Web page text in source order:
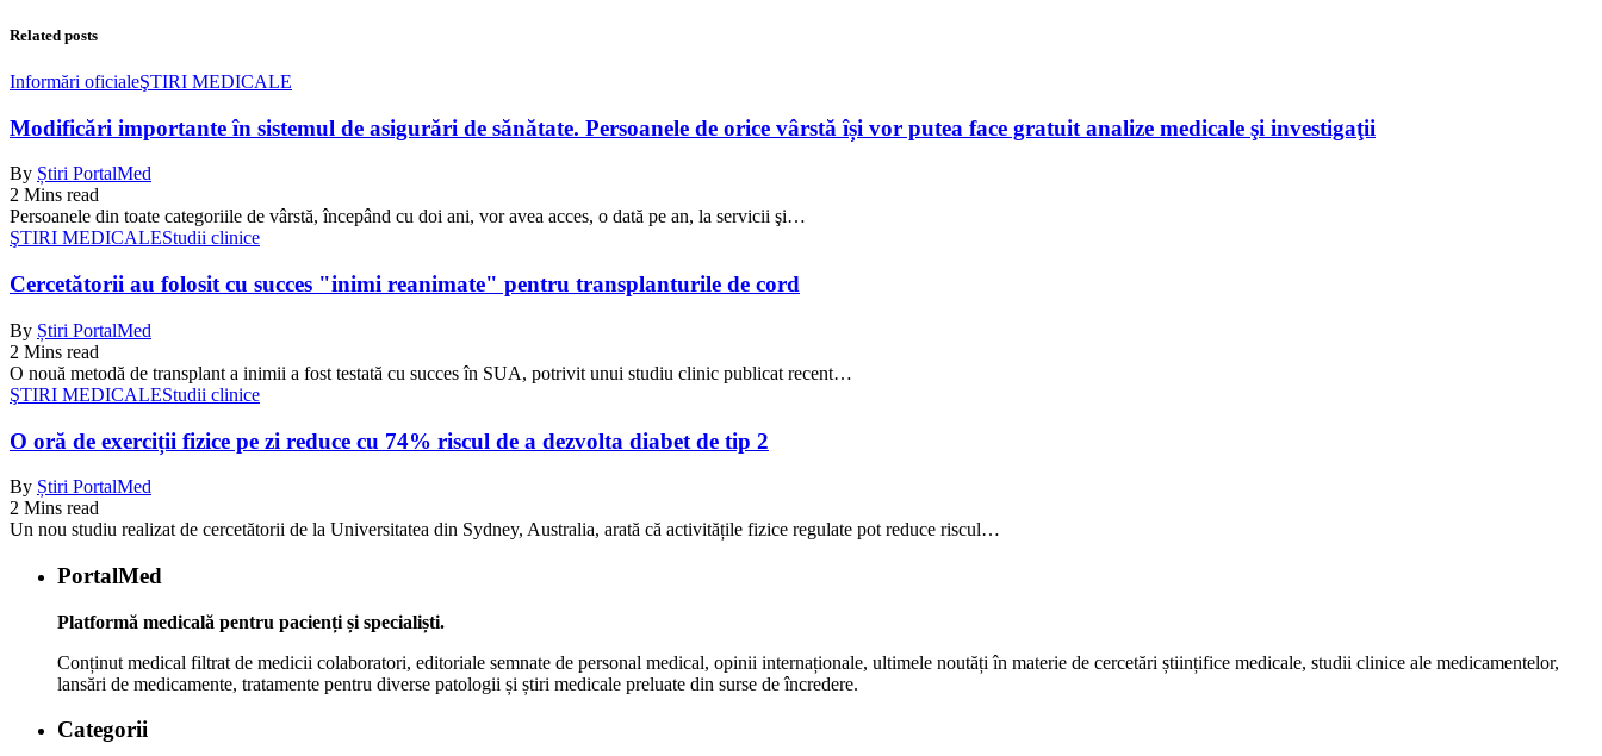
Related posts
Informări oficialeŞTIRI MEDICALE
Modificări importante în sistemul de asigurări de sănătate. Persoanele de orice vârstă își vor putea face gratuit analize medicale şi investigaţii
By Știri PortalMed
2 Mins read
Persoanele din toate categoriile de vârstă, începând cu doi ani, vor avea acces, o dată pe an, la servicii şi…
ŞTIRI MEDICALEStudii clinice
Cercetătorii au folosit cu succes "inimi reanimate" pentru transplanturile de cord
By Știri PortalMed
2 Mins read
O nouă metodă de transplant a inimii a fost testată cu succes în SUA, potrivit unui studiu clinic publicat recent…
ŞTIRI MEDICALEStudii clinice
O oră de exerciții fizice pe zi reduce cu 74% riscul de a dezvolta diabet de tip 2
By Știri PortalMed
2 Mins read
Un nou studiu realizat de cercetătorii de la Universitatea din Sydney, Australia, arată că activitățile fizice regulate pot reduce riscul…
PortalMed
Platformă medicală pentru pacienți și specialiști.
Conținut medical filtrat de medicii colaboratori, editoriale semnate de personal medical, opinii internaționale, ultimele noutăți în materie de cercetări științifice medicale, studii clinice ale medicamentelor,
lansări de medicamente, tratamente pentru diverse patologii și știri medicale preluate din surse de încredere.
Categorii